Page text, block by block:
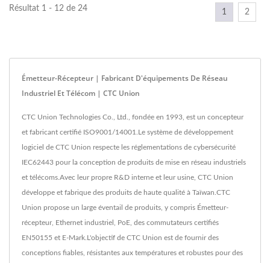
Résultat 1 - 12 de 24 1 2
Émetteur-Récepteur | Fabricant D'équipements De Réseau
Industriel Et Télécom | CTC Union
CTC Union Technologies Co., Ltd., fondée en 1993, est un concepteur
et fabricant certifié ISO9001/14001.Le système de développement
logiciel de CTC Union respecte les réglementations de cybersécurité
IEC62443 pour la conception de produits de mise en réseau industriels
et télécoms.Avec leur propre R&D interne et leur usine, CTC Union
développe et fabrique des produits de haute qualité à Taïwan.CTC
Union propose un large éventail de produits, y compris Émetteur-
récepteur, Ethernet industriel, PoE, des commutateurs certifiés
EN50155 et E-Mark.L'objectif de CTC Union est de fournir des
conceptions fiables, résistantes aux températures et robustes pour des